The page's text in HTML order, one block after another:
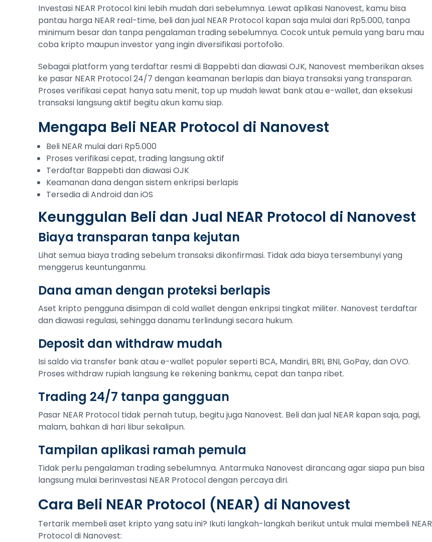
Investasi NEAR Protocol kini lebih mudah dari sebelumnya. Lewat aplikasi Nanovest, kamu bisa
pantau harga NEAR real-time, beli dan jual NEAR Protocol kapan saja mulai dari Rp5.000, tanpa
minimum besar dan tanpa pengalaman trading sebelumnya. Cocok untuk pemula yang baru mau
coba kripto maupun investor yang ingin diversifikasi portofolio.
Sebagai platform yang terdaftar resmi di Bappebti dan diawasi OJK, Nanovest memberikan akses
ke pasar NEAR Protocol 24/7 dengan keamanan berlapis dan biaya transaksi yang transparan.
Proses verifikasi cepat hanya satu menit, top up mudah lewat bank atau e-wallet, dan eksekusi
transaksi langsung aktif begitu akun kamu siap.
Mengapa Beli NEAR Protocol di Nanovest
Beli NEAR mulai dari Rp5.000
Proses verifikasi cepat, trading langsung aktif
Terdaftar Bappebti dan diawasi OJK
Keamanan dana dengan sistem enkripsi berlapis
Tersedia di Android dan iOS
Keunggulan Beli dan Jual NEAR Protocol di Nanovest
Biaya transparan tanpa kejutan
Lihat semua biaya trading sebelum transaksi dikonfirmasi. Tidak ada biaya tersembunyi yang
menggerus keuntunganmu.
Dana aman dengan proteksi berlapis
Aset kripto pengguna disimpan di cold wallet dengan enkripsi tingkat militer. Nanovest terdaftar
dan diawasi regulasi, sehingga danamu terlindungi secara hukum.
Deposit dan withdraw mudah
Isi saldo via transfer bank atau e-wallet populer seperti BCA, Mandiri, BRI, BNI, GoPay, dan OVO.
Proses withdraw rupiah langsung ke rekening bankmu, cepat dan tanpa ribet.
Trading 24/7 tanpa gangguan
Pasar NEAR Protocol tidak pernah tutup, begitu juga Nanovest. Beli dan jual NEAR kapan saja, pagi,
malam, bahkan di hari libur sekalipun.
Tampilan aplikasi ramah pemula
Tidak perlu pengalaman trading sebelumnya. Antarmuka Nanovest dirancang agar siapa pun bisa
langsung mulai berinvestasi NEAR Protocol dengan percaya diri.
Cara Beli NEAR Protocol (NEAR) di Nanovest
Tertarik membeli aset kripto yang satu ini? Ikuti langkah-langkah berikut untuk mulai membeli NEAR
Protocol di Nanovest: